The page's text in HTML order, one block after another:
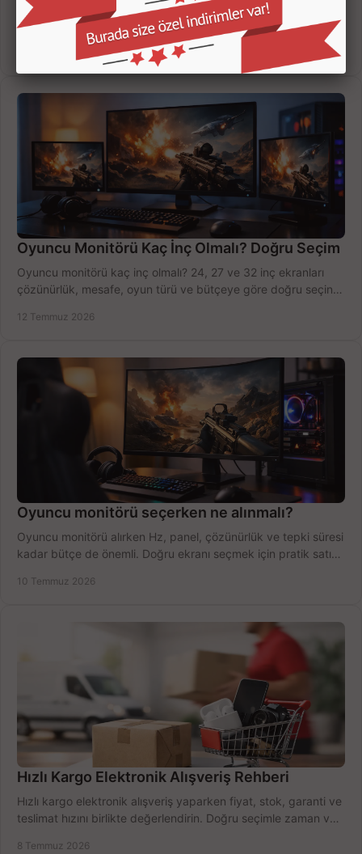
Yapay zekalı güvenlik kameraları; insan, araç ve hareket
ayrımıyla daha az yanlış uyarı sunar. Ev ve iş yeriniz için doğru
modeli, fiyatı karşılaştırın.
Oyuncu Monitörü Kaç İnç Olmalı? Doğru Seçim
Oyuncu monitörü kaç inç olmalı? 24, 27 ve 32 inç ekranları
çözünürlük, mesafe, oyun türü ve bütçeye göre doğru seçin,
12 Temmuz 2026
Oyuncu monitörü seçerken ne alınmalı?
Oyuncu monitörü alırken Hz, panel, çözünürlük ve tepki süresi
kadar bütçe de önemli. Doğru ekranı seçmek için pratik satın
10 Temmuz 2026
Hızlı Kargo Elektronik Alışveriş Rehberi
Hızlı kargo elektronik alışveriş yaparken fiyat, stok, garanti ve
teslimat hızını birlikte değerlendirin. Doğru seçimle zaman ve
8 Temmuz 2026